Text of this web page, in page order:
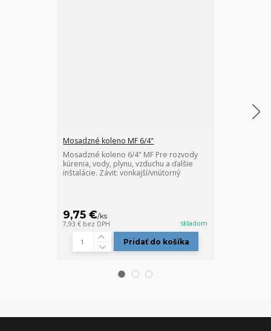
Mosadzné koleno MF 6/4"
Mosadzné koleno 6/4" MF Pre rozvody
kúrenia, vody, plynu, vzduchu a ďalšie
inštalácie. Závit: vonkajší/vnútorný
9,75 €/ks
7,93 € bez DPH skladom
Pridať do košíka